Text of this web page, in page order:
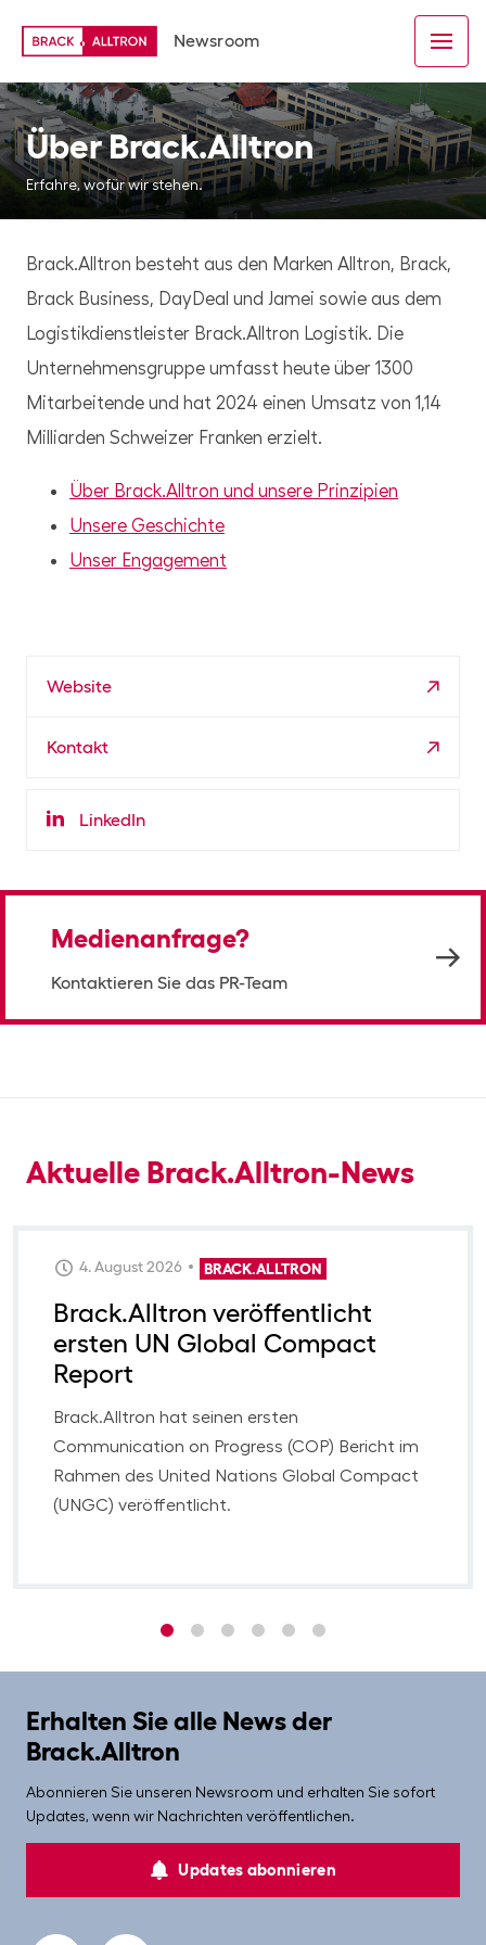
Newsroom
Über Brack.Alltron
Erfahre, wofür wir stehen.
Brack.Alltron besteht aus den Marken Alltron, Brack,
Brack Business, DayDeal und Jamei sowie aus dem
Logistikdienstleister Brack.Alltron Logistik. Die
Unternehmensgruppe umfasst heute über 1300
Mitarbeitende und hat 2024 einen Umsatz von 1,14
Milliarden Schweizer Franken erzielt.
Über Brack.Alltron und unsere Prinzipien
Unsere Geschichte
Unser Engagement
Website
Kontakt
LinkedIn
Medienanfrage?
Kontaktieren Sie das PR-Team
Aktuelle Brack.Alltron-News
4. August 2026 BRACK.ALLTRON
Brack.Alltron veröffentlicht
ersten UN Global Compact
Report
Brack.Alltron hat seinen ersten
Communication on Progress (COP) Bericht im
Rahmen des United Nations Global Compact
(UNGC) veröffentlicht.
Erhalten Sie alle News der
Brack.Alltron
Abonnieren Sie unseren Newsroom und erhalten Sie sofort
Updates, wenn wir Nachrichten veröffentlichen.
Updates abonnieren